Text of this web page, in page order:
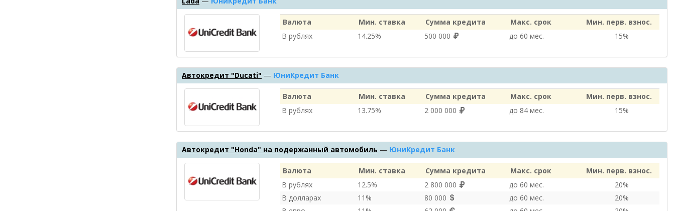
Валюта Мин. ставка Сумма кредита Макс. срок
Мин. перв. взнос.
В рублях
14.25% 500 000 до 60 мес. 15%
Автокредит "Ducati" — ЮниКредит Банк
Валюта Мин. ставка Сумма кредита Макс. срок
Мин. перв. взнос.
В рублях
13.75% 2 000 000 до 84 мес. 15%
Автокредит "Honda" на подержанный автомобиль — ЮниКредит Банк
Валюта Мин. ставка Сумма кредита Макс. срок
Мин. перв. взнос.
В рублях
12.5% 2 800 000 до 60 мес.
20%
В долларах
11% 80 000 до 60 мес.
20%